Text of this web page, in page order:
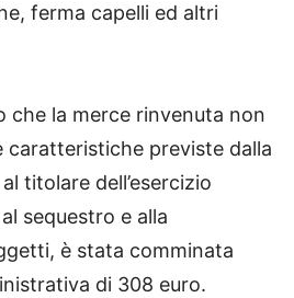
ferma capelli ed altri
che la merce rinvenuta non
caratteristiche previste dalla
titolare dell’esercizio
sequestro e alla
è stata comminata
di 308 euro.